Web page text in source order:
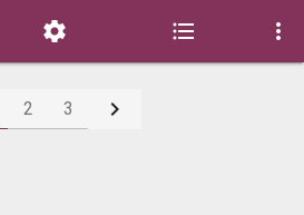
  
2 3 